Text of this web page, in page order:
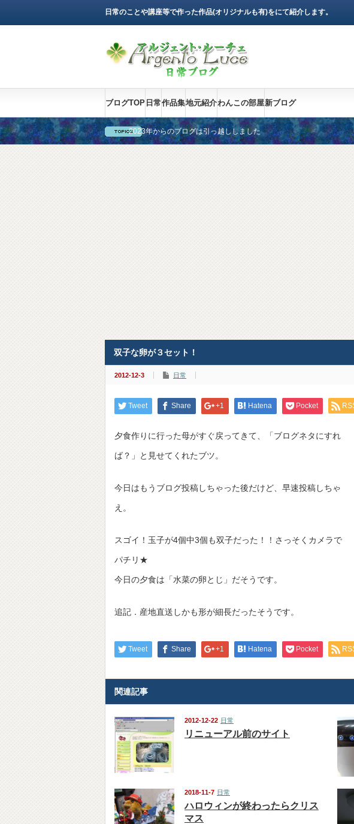
日常のことや講座等で作った作品(オリジナルも有)をにて紹介します。
ブログTOP 日常作品集地元紹介わんこの部屋新ブログ
2023年からのブログは引っ越ししました
双子な卵が３セット！
2012-12-3 日常
Tweet Share +1 Hatena Pocket
夕食作りに行った母がすぐ戻ってきて、「ブログネタにすれ
ば？」と見せてくれたブツ。
今日はもうブログ投稿しちゃった後だけど、早速投稿しちゃ
え。
スゴイ！玉子が4個中3個も双子だった！！さっそくカメラで
パチリ★
今日の夕食は「水菜の卵とじ」だそうです。
追記．産地直送しかも形が細長だったそうです。
Tweet Share +1 Hatena Pocket
関連記事
2012-12-22 日常
リニューアル前のサイト
2018-11-7 日常
ハロウィンが終わったらクリス
マス